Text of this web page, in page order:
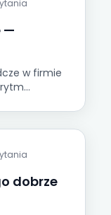
—
w firmie
rytm
dobrze